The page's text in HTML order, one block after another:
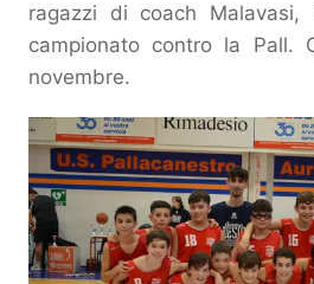
ragazzi di coach Malavasi,
campionato contro la Pall.
novembre.